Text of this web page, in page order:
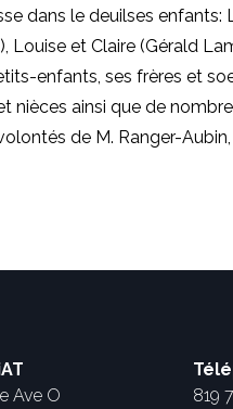
dans le deuilses enfants:
Louise et Claire (Gérald
enfants, ses frères et
nièces ainsi que de
de M. Ranger-
Ave O
819